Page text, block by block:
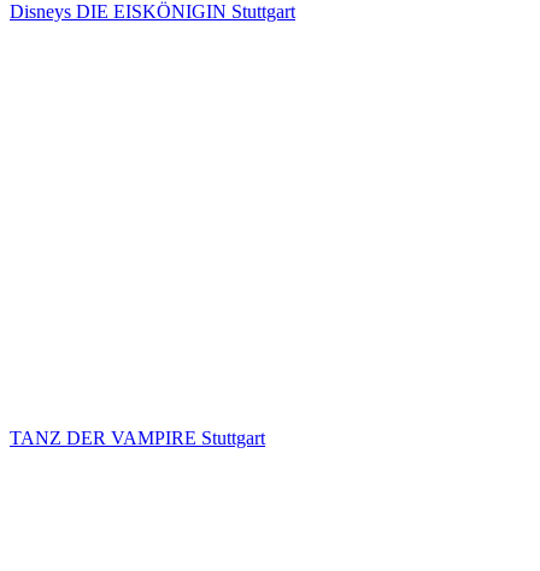
Disneys DIE EISKÖNIGIN Stuttgart
TANZ DER VAMPIRE Stuttgart